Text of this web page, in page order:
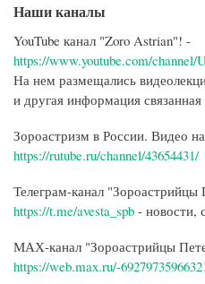
Наши каналы
YouTube канал "Zoro Astrian"! -
https://www.youtube.com/
На нем размещались
и другая информация
Зороастризм в России. Видео
https://rutube.ru/channel/43654431/
Телеграм-канал "Зороастрийцы
https://t.me/avesta_spb - новости,
МАХ-канал "Зороастрийцы
https://web.max.ru/-